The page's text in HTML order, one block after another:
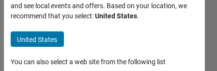
風力タービン
の故障予測ア
（Japanese）
and see local events and offers. Based on your location, we
recommend that you select:United States.
United States
You can also select a web site from the following list